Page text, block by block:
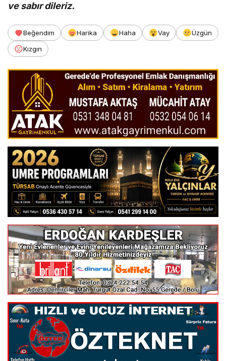
ve sabır dileriz.
Beğendim Harika Haha Vay
Üzgün
Kızgın